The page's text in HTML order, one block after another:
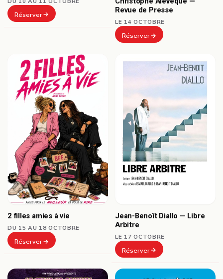
Réserver
Revue de Presse
LE 14 OCTOBRE
Réserver
2 filles amies à vie
DU 15 AU 18 OCTOBRE
Réserver
Jean-Benoît Diallo — Libre
Arbitre
LE 17 OCTOBRE
Réserver